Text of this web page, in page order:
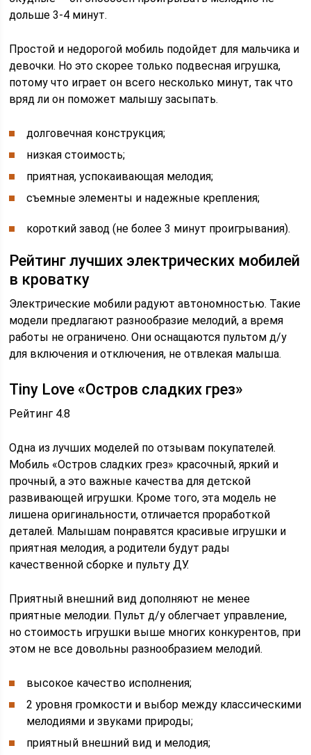
дольше 3-4 минут.
Простой и недорогой мобиль подойдет для мальчика и
девочки. Но это скорее только подвесная игрушка,
потому что играет он всего несколько минут, так что
вряд ли он поможет малышу засыпать.
долговечная конструкция;
низкая стоимость;
приятная, успокаивающая мелодия;
съемные элементы и надежные крепления;
короткий завод (не более 3 минут проигрывания).
Рейтинг лучших электрических мобилей
в кроватку
Электрические мобили радуют автономностью. Такие
модели предлагают разнообразие мелодий, а время
работы не ограничено. Они оснащаются пультом д/у
для включения и отключения, не отвлекая малыша.
Tiny Love «Остров сладких грез»
Рейтинг 4.8
Одна из лучших моделей по отзывам покупателей.
Мобиль «Остров сладких грез» красочный, яркий и
прочный, а это важные качества для детской
развивающей игрушки. Кроме того, эта модель не
лишена оригинальности, отличается проработкой
деталей. Малышам понравятся красивые игрушки и
приятная мелодия, а родители будут рады
качественной сборке и пульту ДУ.
Приятный внешний вид дополняют не менее
приятные мелодии. Пульт д/у облегчает управление,
но стоимость игрушки выше многих конкурентов, при
этом не все довольны разнообразием мелодий.
высокое качество исполнения;
2 уровня громкости и выбор между классическими
мелодиями и звуками природы;
приятный внешний вид и мелодия;